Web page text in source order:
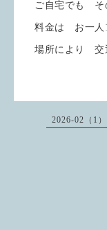
ご自宅でも そ
料金は お一人
場所により 交
2026-02（1）